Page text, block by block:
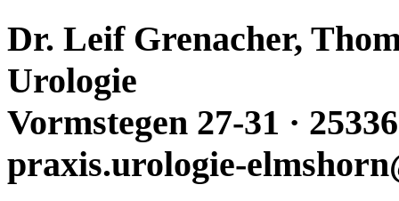
Dr. Leif Grenacher,
Urologie
Vormstegen 27-31 ·
praxis.urologie-